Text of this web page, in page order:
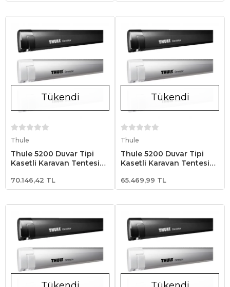
Tükendi
Thule
Thule 5200 Duvar Tipi
Kasetli Karavan Tentesi
70.146,42 TL
Tükendi
Thule
Thule 5200 Duvar Tipi
Kasetli Karavan Tentesi
65.469,99 TL